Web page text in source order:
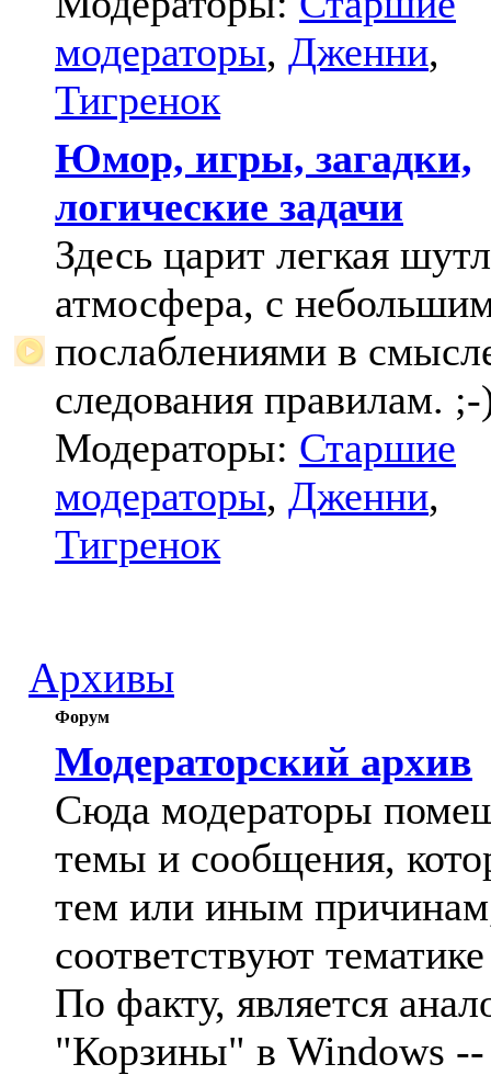
модераторы, Дженни,
Тигренок
Юмор, игры, загадки,
логические задачи
Здесь царит легкая
атмосфера, с
послаблениями в
следования правилам.
Модераторы: Старшие
модераторы, Дженни,
Тигренок
Архивы
Форум
Модераторский архив
Сюда модераторы
темы и сообщения,
тем или иным
соответствуют
По факту, является
"Корзины" в Windows --